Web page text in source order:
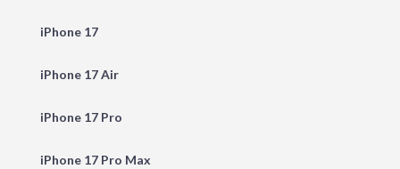
iPhone 17
iPhone 17 Air
iPhone 17 Pro
iPhone 17 Pro Max